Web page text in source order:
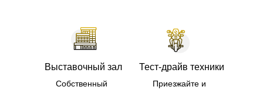
Выставочный зал
Собственный
Тест-драйв техники
Приезжайте и